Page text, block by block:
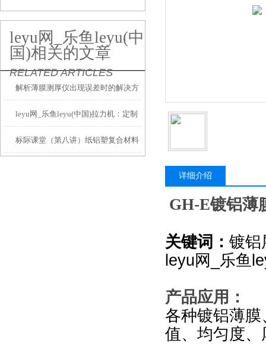
leyu网_乐鱼leyu(中
国)相关的文章
RELATED ARTICLES
解析薄膜测厚仪出现误差时的解决方
法
leyu网_乐鱼leyu(中国)拉力机：定制
夹具，解锁无限测试可能
标际课堂（第八讲）纸铝塑复合材料
详细介绍
GH-E镀铝薄
关键词： 镀铝
leyu网_乐鱼
产品应用：
各种镀铝薄
值、均匀度